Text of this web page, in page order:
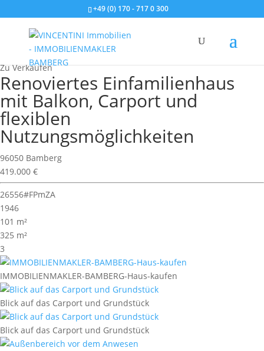
+49 (0) 170 - 717 0 300
Wohnimmobilie > Einfamilienhaus
Zu Verkaufen
Renoviertes Einfamilienhaus
mit Balkon, Carport und
flexiblen
Nutzungsmöglichkeiten
96050 Bamberg
419.000 €
26556#FPmZA
1946
101 m²
325 m²
3
IMMOBILIENMAKLER-BAMBERG-Haus-kaufen
Blick auf das Carport und Grundstück
Blick auf das Carport und Grundstück